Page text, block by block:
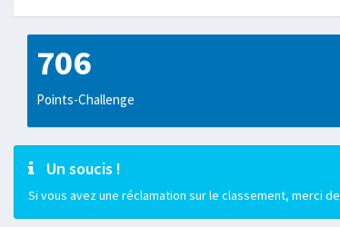
706
Points-Challenge
Un soucis !
Si vous avez une réclamation sur le classement, merci de